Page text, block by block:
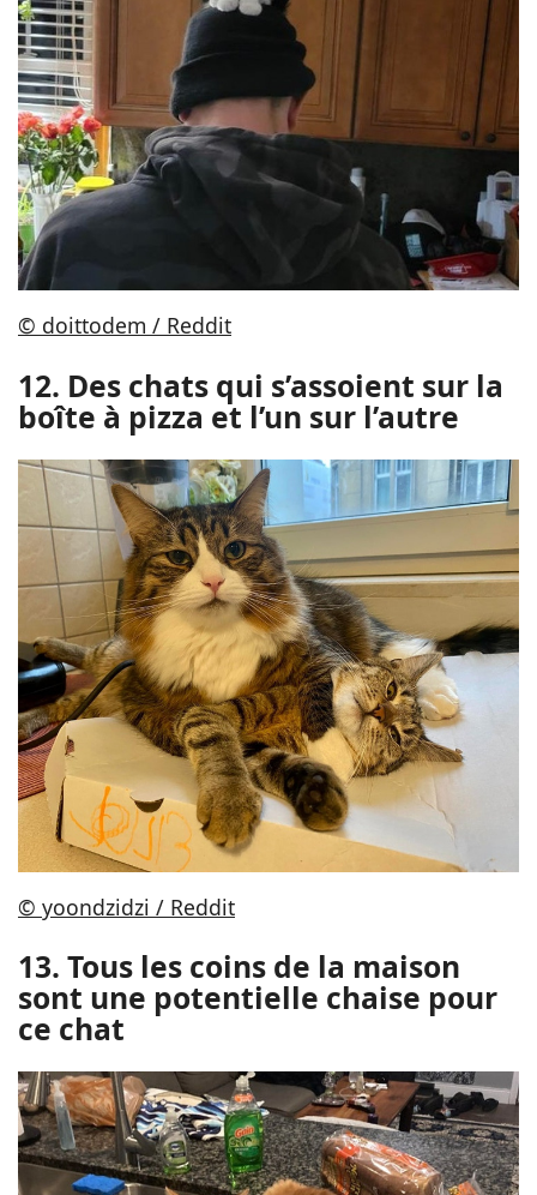
© doittodem / Reddit
12. Des chats qui s’assoient sur la
boîte à pizza et l’un sur l’autre
© yoondzidzi / Reddit
13. Tous les coins de la maison
sont une potentielle chaise pour
ce chat